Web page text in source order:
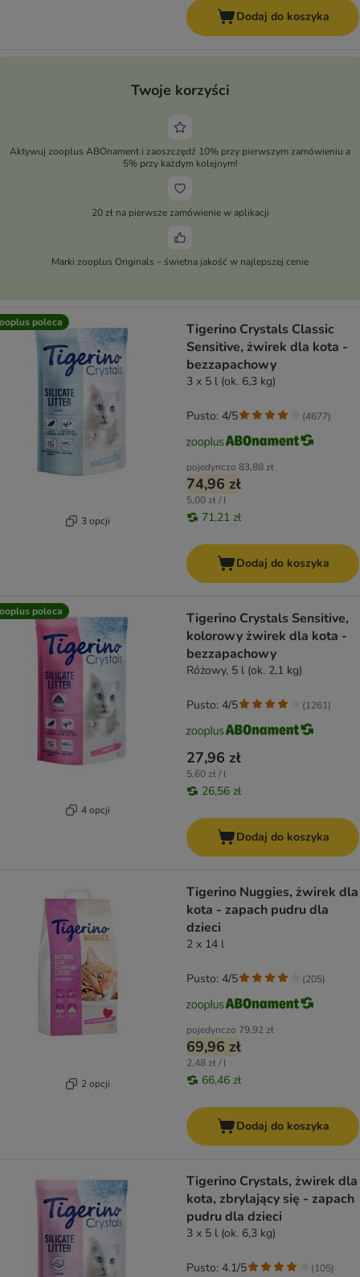
Dodaj do koszyka
Twoje korzyści
Aktywuj zooplus ABOnament i zaoszczędź 10% przy pierwszym zamówieniu a
5% przy każdym kolejnym!
20 zł na pierwsze zamówienie w aplikacji
Marki zooplus Originals – świetna jakość w najlepszej cenie
poleca
3 opcji
Tigerino Crystals Classic
Sensitive, żwirek dla kota -
bezzapachowy
3 x 5 l (ok. 6,3 kg)
pojedynczo 83,88 zł
74,96 zł
5,00 zł / l
71,21 zł
Pusto: 4/5 (4677)
Dodaj do koszyka
poleca
4 opcji
Tigerino Crystals Sensitive,
kolorowy żwirek dla kota -
bezzapachowy
Różowy, 5 l (ok. 2,1 kg)
27,96 zł
5,60 zł / l
26,56 zł
Pusto: 4/5 (1261)
Dodaj do koszyka
2 opcji
Tigerino Nuggies, żwirek dla
kota - zapach pudru dla
dzieci
2 x 14 l
pojedynczo 79,92 zł
69,96 zł
2,48 zł / l
66,46 zł
Pusto: 4/5 (205)
Dodaj do koszyka
Tigerino Crystals, żwirek dla
kota, zbrylający się - zapach
pudru dla dzieci
3 x 5 l (ok. 6,3 kg)
Pusto: 4.1/5 (105)